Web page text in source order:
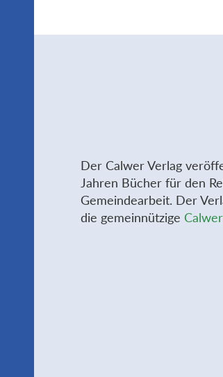
Der Calwer Verlag
Jahren Bücher für den
Gemeindearbeit. Der
die gemeinnützige